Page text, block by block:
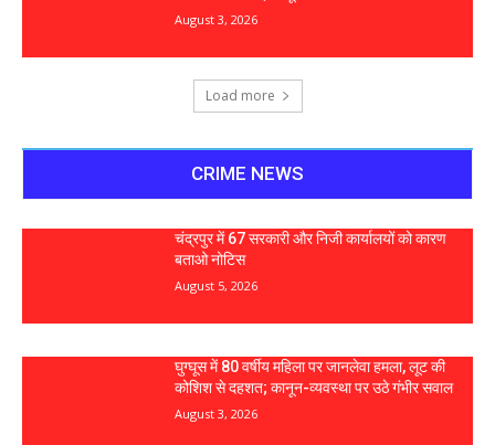
August 3, 2026
Load more
CRIME NEWS
चंद्रपुर में 67 सरकारी और निजी कार्यालयों को कारण
बताओ नोटिस
August 5, 2026
घुग्घूस में 80 वर्षीय महिला पर जानलेवा हमला, लूट की
कोशिश से दहशत; कानून-व्यवस्था पर उठे गंभीर सवाल
August 3, 2026